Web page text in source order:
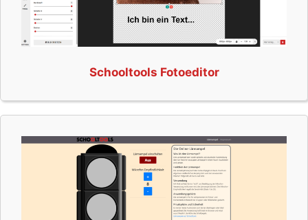
Schooltools Fotoeditor